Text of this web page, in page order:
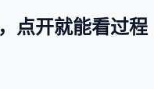
点开就能看过程